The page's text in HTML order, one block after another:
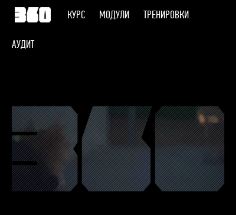
КУРС МОДУЛИ ТРЕНИРОВКИ
АУДИТ